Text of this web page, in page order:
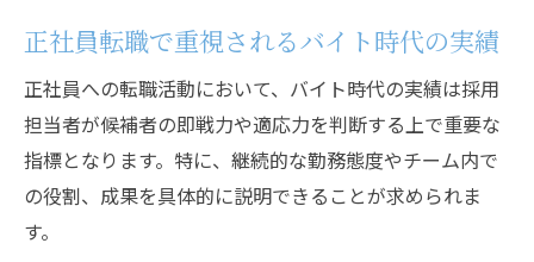
正社員転職で重視されるバイト時代の実績
正社員への転職活動において、バイト時代の実績は採用
担当者が候補者の即戦力や適応力を判断する上で重要な
指標となります。特に、継続的な勤務態度やチーム内で
の役割、成果を具体的に説明できることが求められま
す。